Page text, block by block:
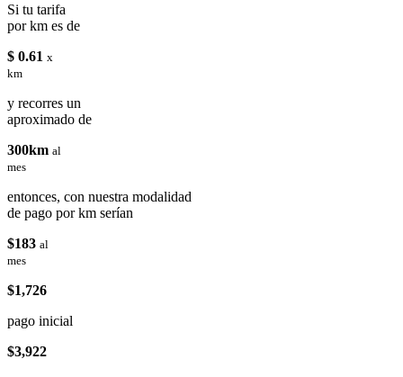
Si tu tarifa
por km es de
$ 0.61 x
km
y recorres un
aproximado de
300km al
mes
entonces, con nuestra modalidad
de pago por km serían
$183 al
mes
$1,726
pago inicial
$3,922